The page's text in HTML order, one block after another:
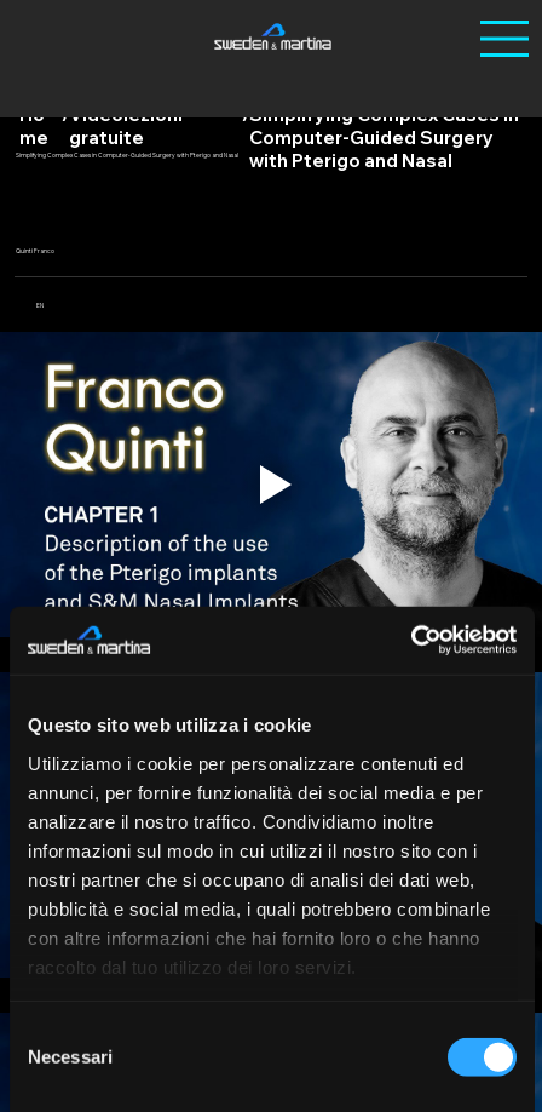
Questo sito web utilizza i cookie
Utilizziamo i cookie per personalizzare contenuti ed
annunci, per fornire funzionalità dei social media e per
analizzare il nostro traffico. Condividiamo inoltre
informazioni sul modo in cui utilizzi il nostro sito con i
nostri partner che si occupano di analisi dei dati web,
pubblicità e social media, i quali potrebbero combinarle
con altre informazioni che hai fornito loro o che hanno
raccolto dal tuo utilizzo dei loro servizi.
delNecessari
Simplifying Complex Cases in Computer-Guided Surgery with Pterigo and Nasal
Quinti Franco
EN
Ho
me
/Videolezioni
gratuite
/Simplifying Complex Cases in
Computer-Guided Surgery
with Pterigo and Nasal